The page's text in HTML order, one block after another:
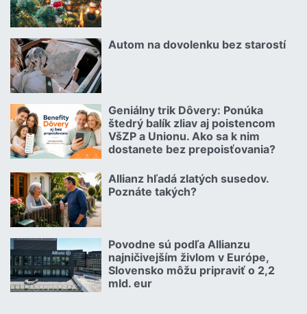
Autom na dovolenku bez starostí
02.07.2026 |
Geniálny trik Dôvery: Ponúka
štedrý balík zliav aj poistencom
VšZP a Unionu. Ako sa k nim
dostanete bez prepoisťovania?
06.07.2026 | | redakcia
Allianz hľadá zlatých susedov.
Poznáte takých?
08.07.2026 |
Povodne sú podľa Allianzu
najničivejším živlom v Európe,
Slovensko môžu pripraviť o 2,2
mld. eur
23.07.2026 |